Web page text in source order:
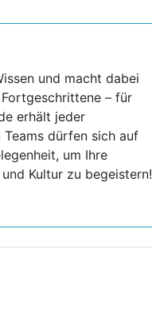
und macht dabei
– für
erhält jeder
dürfen sich auf
um Ihre
Kultur zu begeistern!